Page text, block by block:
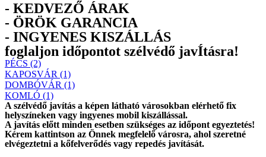
- KEDVEZŐ ÁRAK
- ÖRÖK GARANCIA
- INGYENES KISZÁLLÁS
foglaljon időpontot szélvédő javÍtásra!
PÉCS (2)
KAPOSVÁR (1)
DOMBÓVÁR (1)
KOMLÓ (1)
A szélvédő javítás a képen látható városokban elérhető fix
helyszíneken vagy ingyenes mobil kiszállással.
A javítás előtt minden esetben szükséges az időpont egyeztetés!
Kérem kattintson az Önnek megfelelő városra, ahol szeretné
elvégeztetni a kőfelverődés vagy repedés javítását.